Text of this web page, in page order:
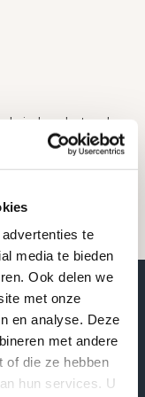
te
media te bieden
Ook delen we
met onze
en analyse. Deze
met andere
of die ze hebben
hun services. U
via de onderstaande
in de regio